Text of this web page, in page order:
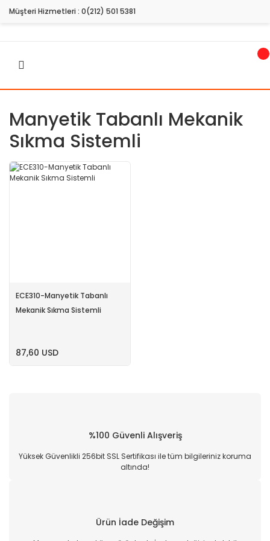
Müşteri Hizmetleri : 0(212) 501 5381
Manyetik Tabanlı Mekanik
Sıkma Sistemli
ECE310-Manyetik Tabanlı
Mekanik Sıkma Sistemli
87,60 USD
%100 Güvenli Alışveriş
Yüksek Güvenlikli 256bit SSL Sertifikası ile tüm bilgileriniz koruma
altında!
Ürün İade Değişim